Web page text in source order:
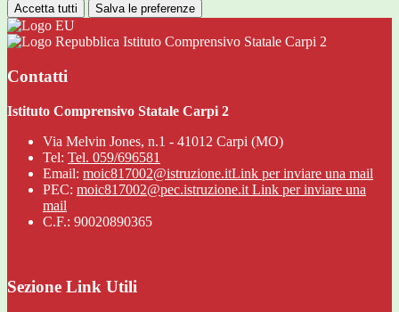
Accetta tutti Salva le preferenze
Istituto Comprensivo Statale Carpi 2
Contatti
Istituto Comprensivo Statale Carpi 2
Via Melvin Jones, n.1 - 41012 Carpi (MO)
Tel: Tel. 059/696581
Email: moic817002@istruzione.itLink per inviare una mail
PEC: moic817002@pec.istruzione.it Link per inviare una
mail
C.F.: 90020890365
Sezione Link Utili